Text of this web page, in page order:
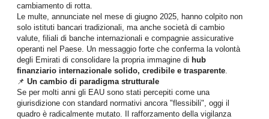
cambiamento di rotta.
Le multe, annunciate nel mese di giugno 2025, hanno colpito non
solo istituti bancari tradizionali, ma anche società di cambio
valute, filiali di banche internazionali e compagnie assicurative
operanti nel Paese. Un messaggio forte che conferma la volontà
degli Emirati di consolidare la propria immagine di hub
finanziario internazionale solido, credibile e trasparente
📌Un cambio di paradigma strutturale
Se per molti anni gli EAU sono stati percepiti come una
giurisdizione con standard normativi ancora "flessibili", oggi il
quadro è radicalmente mutato. Il rafforzamento della vigilanza